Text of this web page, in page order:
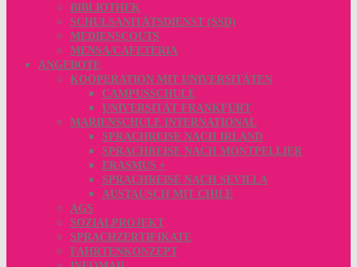
BIBLIOTHEK
SCHULSANITÄTSDIENST (SSD)
MEDIENSCOUTS
MENSA/CAFETERIA
ANGEBOTE
KOOPERATION MIT UNIVERSITÄTEN
CAMPUSSCHULE
UNIVERSITÄT FRANKFURT
MARIENSCHULE INTERNATIONAL
SPRACHREISE NACH IRLAND
SPRACHREISE NACH MONTPELLIER
ERASMUS +
SPRACHREISE NACH SEVILLA
AUSTAUSCH MIT CHILE
AGS
SOZIALPROJEKT
SPRACHZERTIFIKATE
FAHRTENKONZEPT